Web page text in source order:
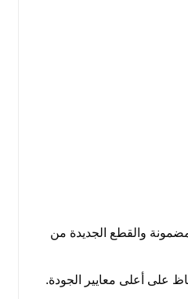
والقطع الجديدة من
على أعلى معايير الجودة.